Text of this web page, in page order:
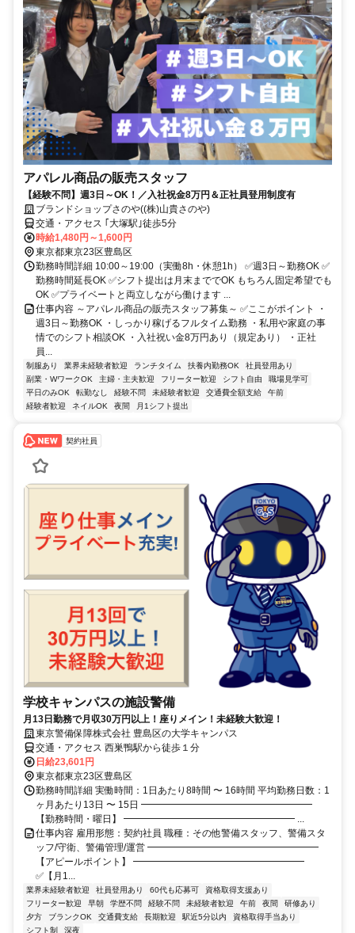
アパレル商品の販売スタッフ
【経験不問】週3日～OK！／入社祝金8万円＆正社員登用制度有
ブランドショップさのや((株)山貴さのや)
交通・アクセス ｢大塚駅｣徒歩5分
時給1,480円～1,600円
東京都東京23区豊島区
勤務時間詳細 10:00～19:00（実働8h・休憩1h） ✅週3日～勤務OK ✅
勤務時間延長OK ✅シフト提出は月末まででOK もちろん固定希望でも
OK ✅プライベートと両立しながら働けます ...
仕事内容 ～アパレル商品の販売スタッフ募集～ ✅ここがポイント ・
週3日～勤務OK ・しっかり稼げるフルタイム勤務 ・私用や家庭の事
情でのシフト相談OK ・入社祝い金8万円あり（規定あり） ・正社
員...
制服あり 業界未経験者歓迎 ランチタイム 扶養内勤務OK
社員登用あり
副業・WワークOK
主婦・主夫歓迎 フリーター歓迎 シフト自由
職場見学可
平日のみOK
転勤なし 経験不問 未経験者歓迎 交通費全額支給
午前
経験者歓迎
ネイルOK 夜間 月1シフト提出
契約社員
学校キャンパスの施設警備
月13日勤務で月収30万円以上！座りメイン！未経験大歓迎！
東京警備保障株式会社 豊島区の大学キャンパス
交通・アクセス 西巣鴨駅から徒歩１分
日給23,601円
東京都東京23区豊島区
勤務時間詳細 実働時間：1日あたり8時間 〜 16時間 平均勤務日数：1
ヶ月あたり13日 〜 15日 ━━━━━━━━━━━━━━━━━━
【勤務時間・曜日】 ━━━━━━━━━━━━━━━━━━ ...
仕事内容 雇用形態：契約社員 職種：その他警備スタッフ、警備スタ
ッフ/守衛、警備管理/運営 ━━━━━━━━━━━━━━━━━━
【アピールポイント】 ━━━━━━━━━━━━━━━━━━
✅【月1...
業界未経験者歓迎 社員登用あり 60代も応募可
資格取得支援あり
フリーター歓迎
早朝 学歴不問 経験不問 未経験者歓迎 午前 夜間
研修あり
夕方
ブランクOK 交通費支給 長期歓迎 駅近5分以内
資格取得手当あり
シフト制
深夜